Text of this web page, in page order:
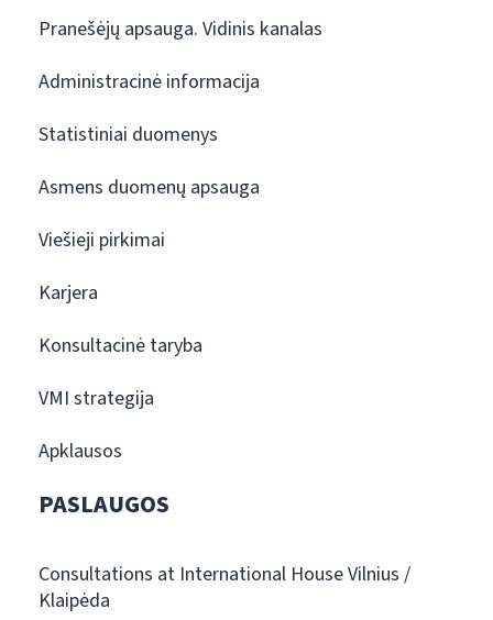
Pranešėjų apsauga. Vidinis kanalas
Administracinė informacija
Statistiniai duomenys
Asmens duomenų apsauga
Viešieji pirkimai
Karjera
Konsultacinė taryba
VMI strategija
Apklausos
PASLAUGOS
Consultations at International House Vilnius /
Klaipėda